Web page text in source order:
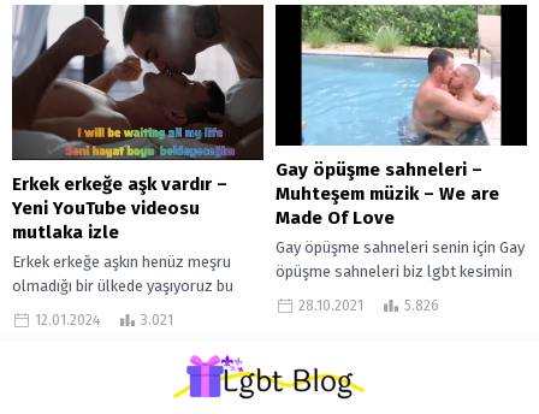
veya siteye üye olup sinema ve
music odalarını ziyaret et...
Erkek erkeğe aşk vardır –
Yeni YouTube videosu
mutlaka izle
Erkek erkeğe aşkın henüz meşru
olmadığı bir ülkede yaşıyoruz bu
doğru. Ancak zaman su gibi geçer ve
12.01.2024 3.021
Gay öpüşme sahneleri –
Muhteşem müzik – We are
Made Of Love
Gay öpüşme sahneleri senin için Gay
öpüşme sahneleri biz lgbt kesimin
izlemeyi en sevdiği video
28.10.2021 5.826